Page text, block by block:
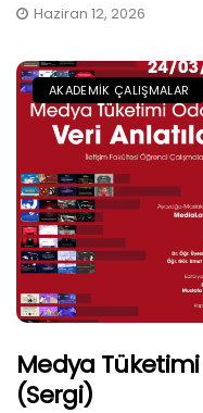
Haziran 12, 2026
AKADEMIK ÇALIŞMALAR
Medya Tüketimi
(Sergi)